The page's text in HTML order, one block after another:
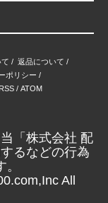
/ 返品について /
ポリシー /
RSS / ATOM
「株式会社 配
るなどの行為
All